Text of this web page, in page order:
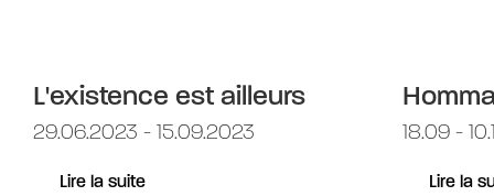
L'existence est ailleurs
29.06.2023 - 15.09.2023
Lire la suite
18.09 -
Lire la